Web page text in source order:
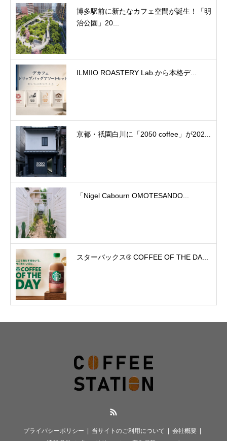
博多駅前に新たなカフェ空間が誕生！「明
治公園」20...
ILMIIO ROASTERY Lab.から本格デ...
京都・祇園白川に「2050 coffee」が202...
「Nigel Cabourn OMOTESANDO...
スターバックス® COFFEE OF THE DA...
プライバシーポリシー 当サイトのご利用について
会社概要